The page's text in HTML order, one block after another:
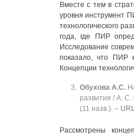
Вместе с тем в
уровня инструмент
технологического
года, где ПИР
Исследование
показало, что ПИР
Концепции
Обухова А.С.
развития / А.
(11 назв.). ‒
Рассмотрены